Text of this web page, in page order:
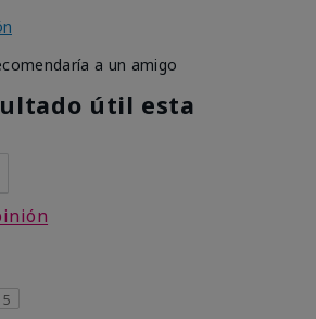
a un amigo
útil esta
5